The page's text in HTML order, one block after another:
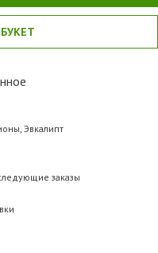
Эвкалипт
заказы